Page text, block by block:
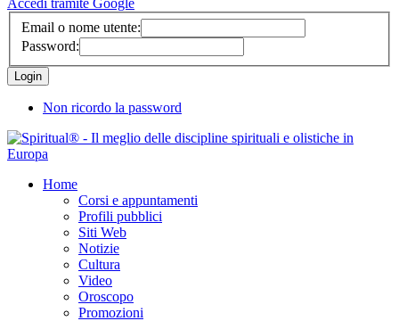
Accedi tramite Google
Email o nome utente:
Password:
Non ricordo la password
Home
Corsi e appuntamenti
Profili pubblici
Siti Web
Notizie
Cultura
Video
Oroscopo
Promozioni